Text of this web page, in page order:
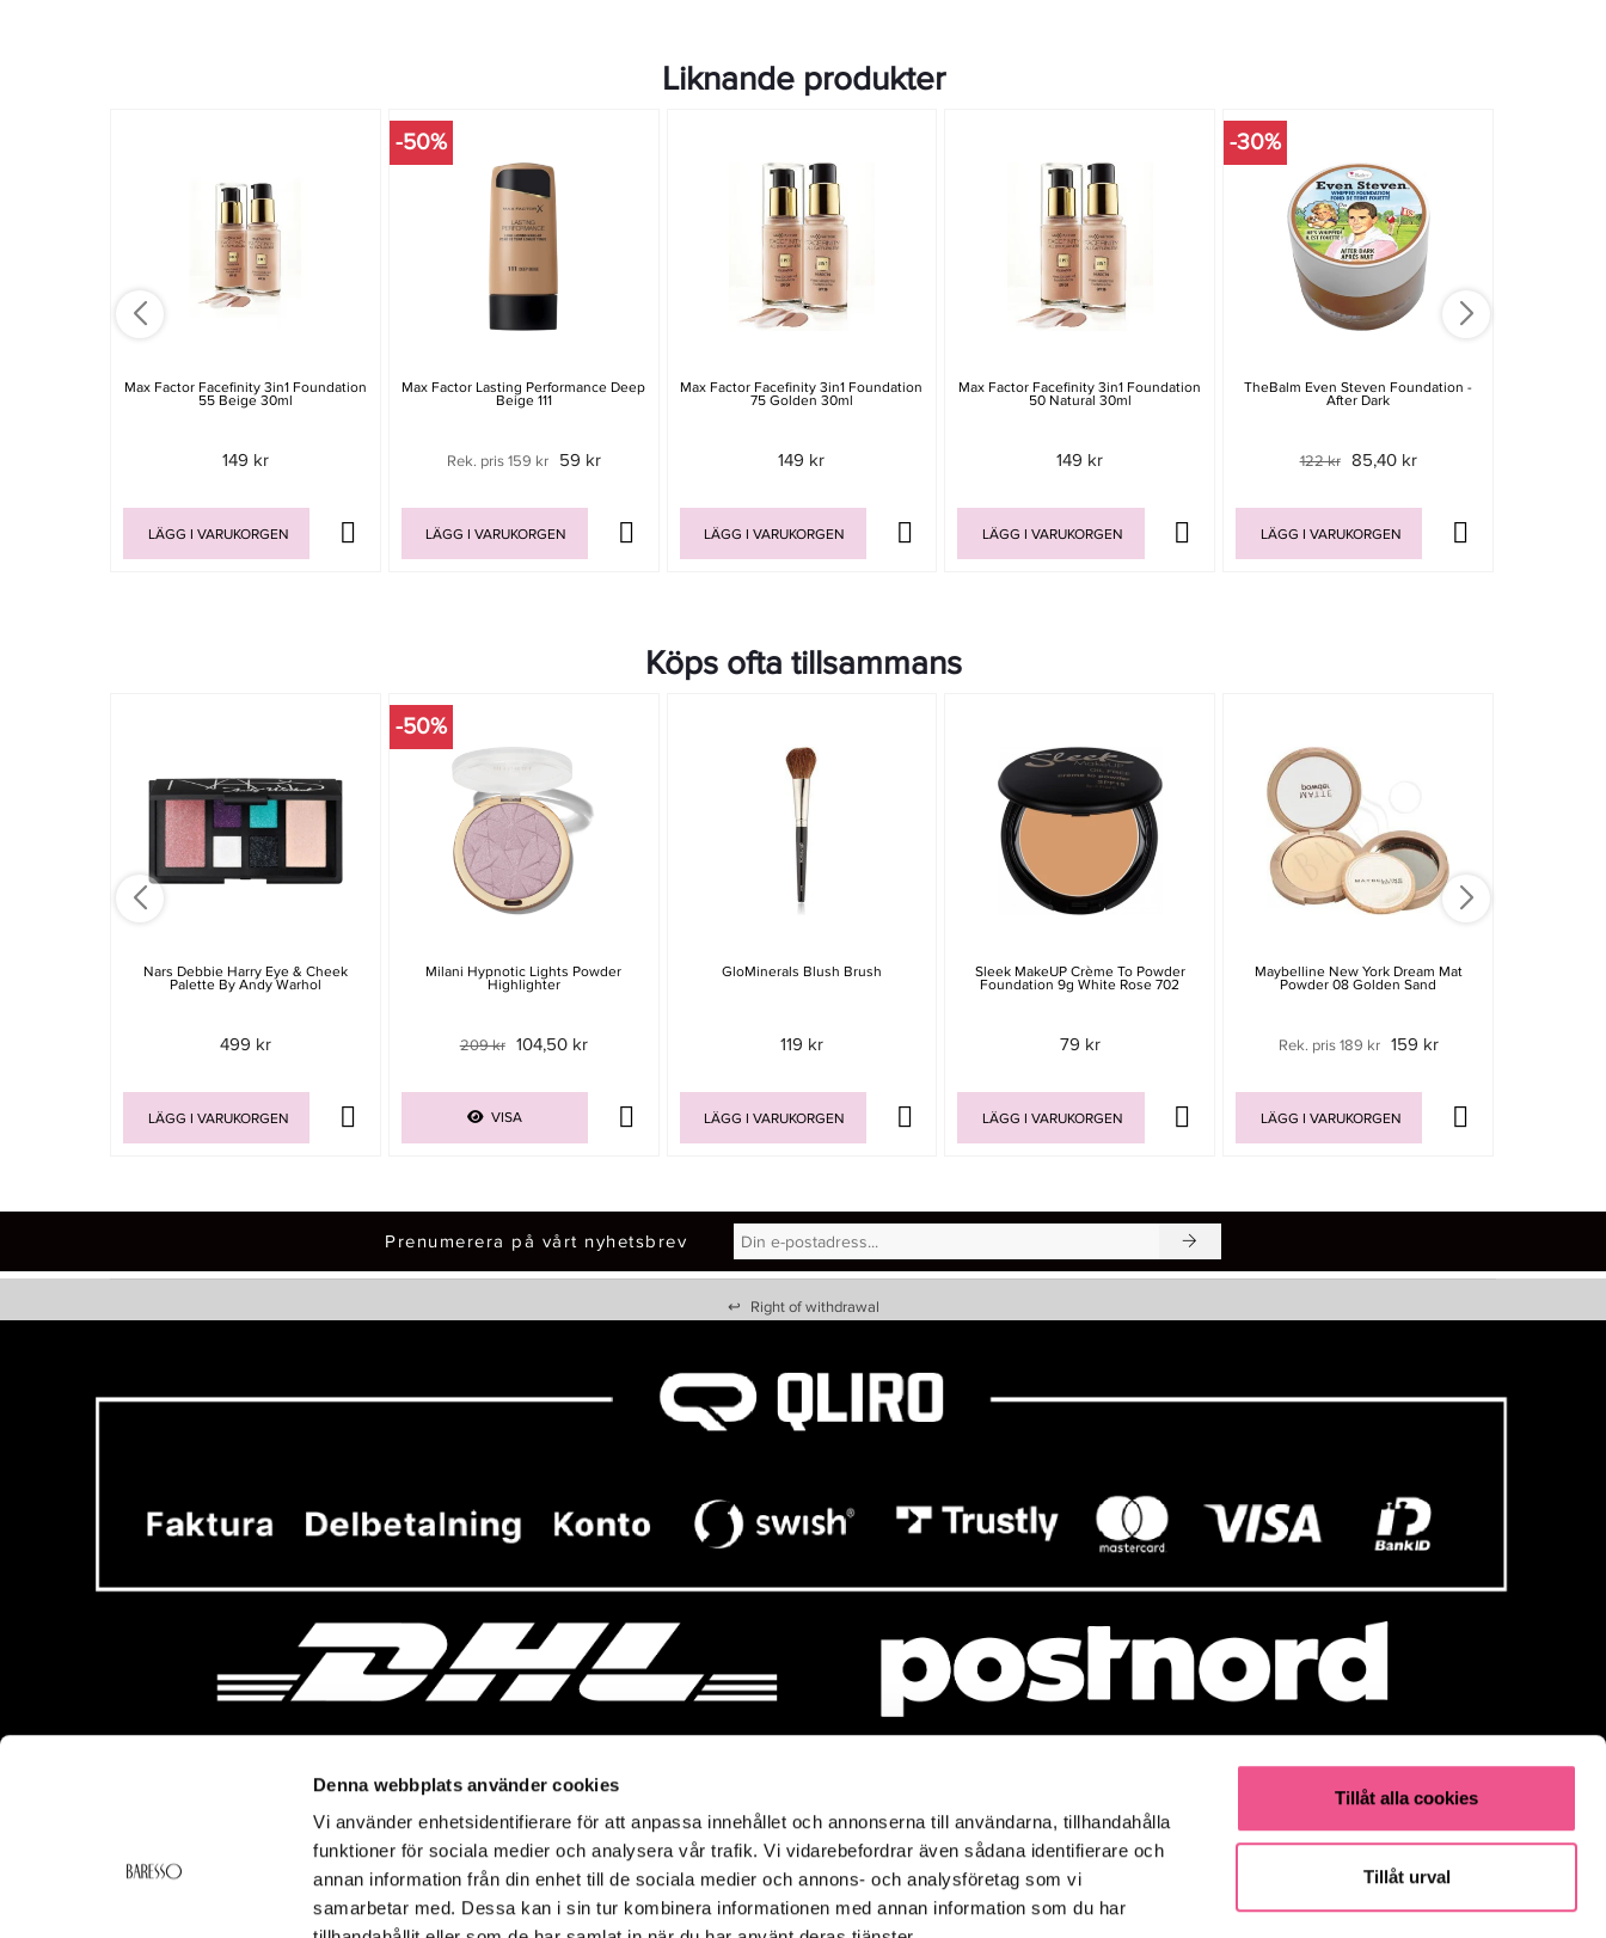
Denna webbplats använder cookies
Vi använder enhetsidentifierare för att anpassa innehållet och annonserna till användarna, tillhandahålla
funktioner för sociala medier och analysera vår trafik. Vi vidarebefordrar även sådana identifierare och
annan information från din enhet till de sociala medier och annons- och analysföretag som vi
samarbetar med. Dessa kan i sin tur kombinera informationen med annan information som du har
Tillåt alla cookies
Tillåt urval
Liknande produkter
Max Factor Facefinity 3in1 Foundation
55 Beige 30ml
149 kr
LÄGG I VARUKORGEN
-50%
Max Factor Lasting Performance Deep
Beige 111
Rek. pris 159 kr 59 kr
LÄGG I VARUKORGEN
Max Factor Facefinity 3in1 Foundation
75 Golden 30ml
149 kr
LÄGG I VARUKORGEN
Max Factor Facefinity 3in1 Foundation
50 Natural 30ml
149 kr
LÄGG I VARUKORGEN
-30%
TheBalm Even Steven Foundation -
After Dark
122 kr 85,40 kr
LÄGG I VARUKORGEN
Köps ofta tillsammans
Nars Debbie Harry Eye & Cheek
Palette By Andy Warhol
499 kr
LÄGG I VARUKORGEN
-50%
Milani Hypnotic Lights Powder
Highlighter
209 kr 104,50 kr
VISA
GloMinerals Blush Brush
119 kr
LÄGG I VARUKORGEN
Sleek MakeUP Crème To Powder
Foundation 9g White Rose 702
79 kr
LÄGG I VARUKORGEN
Maybelline New York Dream Mat
Powder 08 Golden Sand
Rek. pris 189 kr 159 kr
LÄGG I VARUKORGEN
Prenumerera på vårt nyhetsbrev
↩ Right of withdrawal
Frakt & Leverans
Om Baresso
Baresso Magasin
Om Baresso.se
Cookiepolicy
Mitt Baresso
Baresso Family
Populärt